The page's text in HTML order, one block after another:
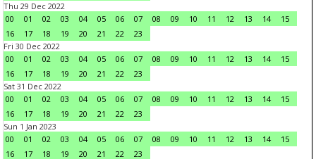
Thu 29 Dec 2022
00
01 02 03 04 05 06 07 08 09 10 11 12 13 14
15
16
17 18 19 20 21 22
23
Fri 30 Dec 2022
00
01 02 03 04 05 06 07 08 09 10 11 12 13 14
15
16
17 18 19 20 21 22
23
Sat 31 Dec 2022
00
01 02 03 04 05 06 07 08 09 10 11 12 13 14
15
16
17 18 19 20 21 22
23
Sun 1 Jan 2023
00
01 02 03 04 05 06 07 08 09 10 11 12 13 14
15
16
17 18 19 20 21 22
23